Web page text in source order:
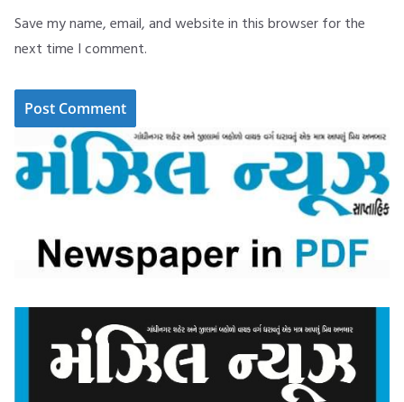
Save my name, email, and website in this browser for the
next time I comment.